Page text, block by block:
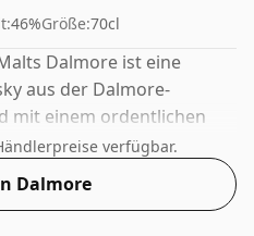
46%Größe:70cl
Dalmore ist eine
aus der Dalmore-
mit einem ordentlichen
was eine Steigerung
von 40 % darstellt, und
von 70 cl geliefert.
verfügbar.
Dalmore